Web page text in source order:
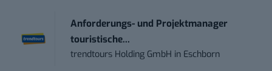
Anforderungs- und Projektmanager
touristische...
trendtours Holding GmbH in Eschborn